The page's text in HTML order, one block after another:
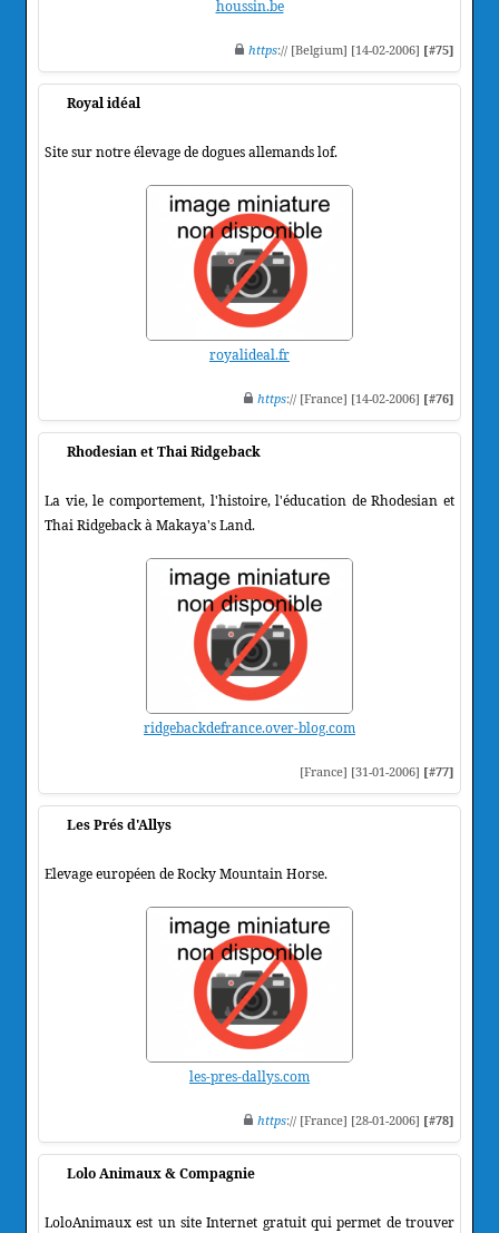
houssin.be
https:// [Belgium] [14-02-2006] [#75]
Royal idéal
Site sur notre élevage de dogues allemands lof.
royalideal.fr
https:// [France] [14-02-2006] [#76]
Rhodesian et Thai Ridgeback
La vie, le comportement, l'histoire, l'éducation de Rhodesian et
Thai Ridgeback à Makaya's Land.
ridgebackdefrance.over-blog.com
[France] [31-01-2006] [#77]
Les Prés d'Allys
Elevage européen de Rocky Mountain Horse.
les-pres-dallys.com
https:// [France] [28-01-2006] [#78]
Lolo Animaux & Compagnie
LoloAnimaux est un site Internet gratuit qui permet de trouver